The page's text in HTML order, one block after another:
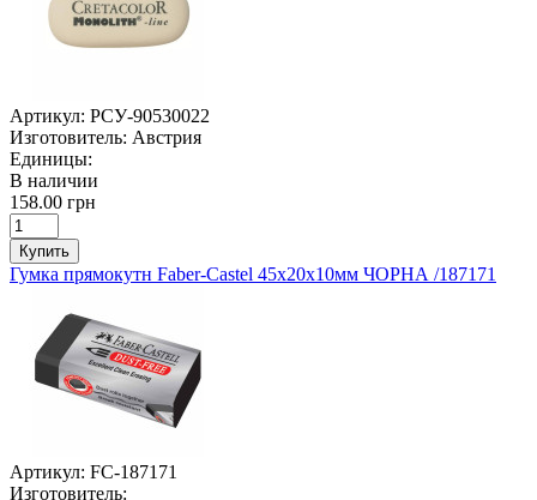
Артикул: РСУ-90530022
Изготовитель: Австрия
Единицы:
В наличии
158.00 грн
Купить
Гумка прямокутн Faber-Castel 45х20х10мм ЧОРНА /187171
Артикул: FC-187171
Изготовитель: